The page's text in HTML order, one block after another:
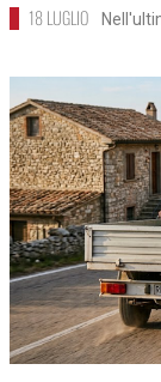
18 LUGLIO